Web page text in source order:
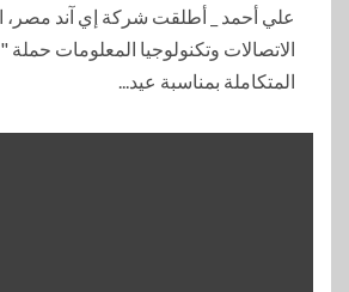
علي أحمد _ أطلقت شركة إي آند مصر،
الاتصالات وتكنولوجيا المعلومات حملة
المتكاملة بمناسبة عيد...